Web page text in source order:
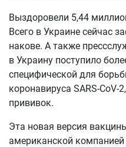
Выздоровели 5,44
Всего в Украине сейчас
накове. А также
в Украину поступило
специфической для
коронавируса SARS-
прививок.
Эта новая версия
американской